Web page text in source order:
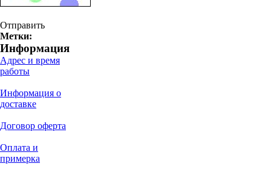
Отправить
Метки:
Информация
Адрес и время
работы
Информация о
доставке
Договор оферта
Оплата и
примерка